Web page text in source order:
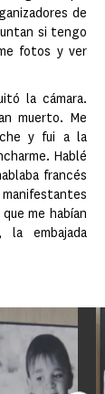
de
si tengo
fotos y ver
la cámara.
muerto. Me
y fui a la
Hablé
francés
me habían
la embajada